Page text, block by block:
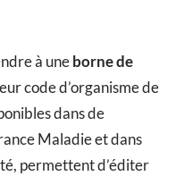
à uneborne de
code d’organisme de
dans de
Maladie et dans
permettent d’éditer